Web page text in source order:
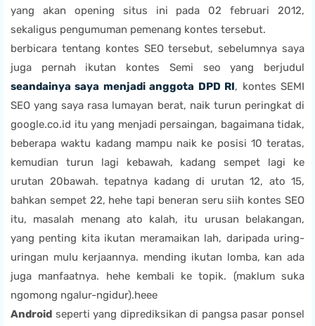
yang akan opening situs ini pada 02 februari 2012,
sekaligus pengumuman pemenang kontes tersebut.
berbicara tentang kontes SEO tersebut, sebelumnya saya
juga pernah ikutan kontes Semi seo yang berjudul
seandainya saya menjadi anggota DPD RI, kontes SEMI
SEO yang saya rasa lumayan berat, naik turun peringkat di
google.co.id itu yang menjadi persaingan, bagaimana tidak,
beberapa waktu kadang mampu naik ke posisi 10 teratas,
kemudian turun lagi kebawah, kadang sempet lagi ke
urutan 20bawah. tepatnya kadang di urutan 12, ato 15,
bahkan sempet 22, hehe tapi beneran seru siih kontes SEO
itu, masalah menang ato kalah, itu urusan belakangan,
yang penting kita ikutan meramaikan lah, daripada uring-
uringan mulu kerjaannya. mending ikutan lomba, kan ada
juga manfaatnya. hehe kembali ke topik. (maklum suka
ngomong ngalur-ngidur).heee
Android seperti yang diprediksikan di pangsa pasar ponsel